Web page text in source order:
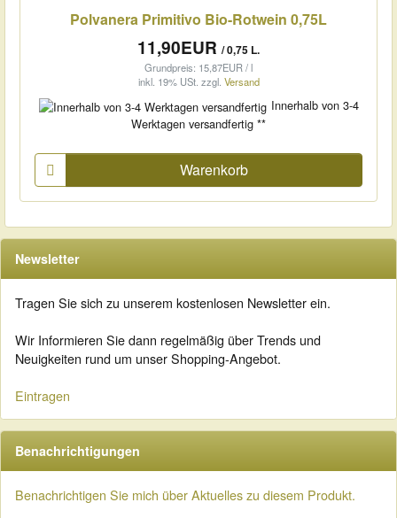
Polvanera Primitivo Bio-Rotwein 0,75L
11,90EUR / 0,75 L.
Grundpreis: 15,87EUR / l
inkl. 19% USt. zzgl. Versand
Innerhalb von 3-4
Werktagen versandfertig **
Warenkorb
Newsletter
Tragen Sie sich zu unserem kostenlosen Newsletter ein.
Wir Informieren Sie dann regelmäßig über Trends und
Neuigkeiten rund um unser Shopping-Angebot.
Eintragen
Benachrichtigungen
Benachrichtigen Sie mich über Aktuelles zu diesem Produkt.